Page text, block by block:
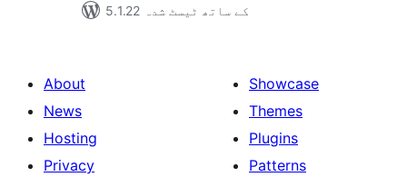
5.1.22 کے ساتھ ٹیسٹ شدہ
About
News
Hosting
Privacy
Showcase
Themes
Plugins
Patterns